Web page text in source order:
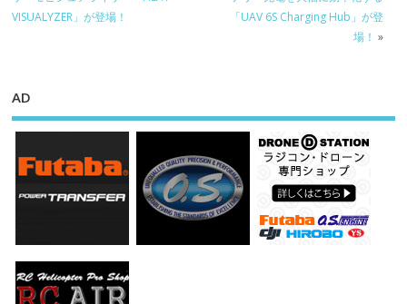
VISUALYZER」が登場！
「UAV 6S Charging Hub」が登
場！ »
AD